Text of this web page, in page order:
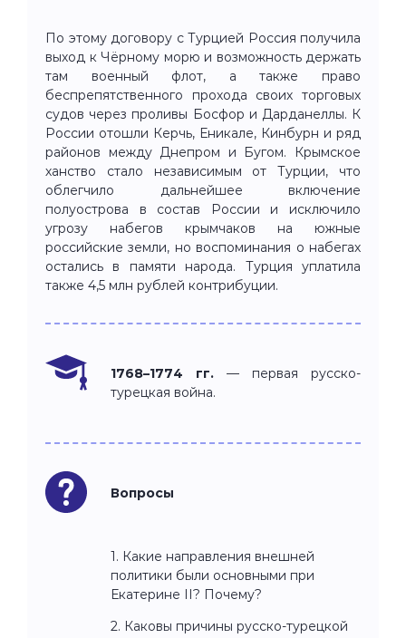
По этому договору с Турцией Россия получила
выход к Чёрному морю и возможность держать
там военный флот, а также право
беспрепятственного прохода своих торговых
судов через проливы Босфор и Дарданеллы. К
России отошли Керчь, Еникале, Кинбурн и ряд
районов между Днепром и Бугом. Крымское
ханство стало независимым от Турции, что
облегчило дальнейшее включение
полуострова в состав России и исключило
угрозу набегов крымчаков на южные
российские земли, но воспоминания о набегах
остались в памяти народа. Турция уплатила
также 4,5 млн рублей контрибуции.
1768–1774 гг. — первая русско-
турецкая война.
Вопросы
1. Какие направления внешней
политики были основными при
Екатерине II? Почему?
2. Каковы причины русско-турецкой